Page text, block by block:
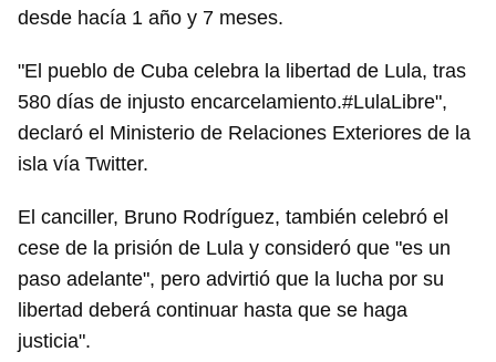
desde hacía 1 año y 7 meses.
"El pueblo de Cuba celebra la libertad de Lula, tras
580 días de injusto encarcelamiento.#LulaLibre",
declaró el Ministerio de Relaciones Exteriores de la
isla vía Twitter.
El canciller, Bruno Rodríguez, también celebró el
cese de la prisión de Lula y consideró que "es un
paso adelante", pero advirtió que la lucha por su
libertad deberá continuar hasta que se haga
justicia".